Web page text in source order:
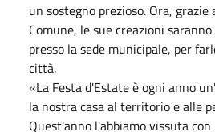
un sostegno prezioso. Ora, grazie
Comune, le sue creazioni
presso la sede municipale, per
città.
«La Festa d'Estate è ogni anno
la nostra casa al territorio e alle
Quest'anno l'abbiamo vissuta